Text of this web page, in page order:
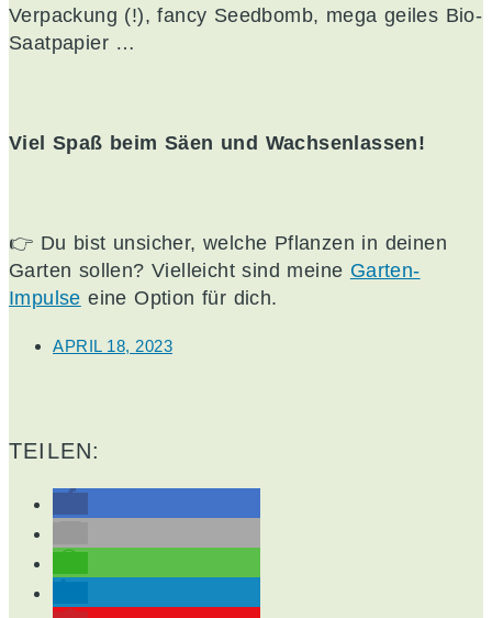
Verpackung (!), fancy Seedbomb, mega geiles Bio-
Saatpapier …
Viel Spaß beim Säen und Wachsenlassen!
👉 Du bist unsicher, welche Pflanzen in deinen
Garten sollen? Vielleicht sind meine Garten-
Impulse eine Option für dich.
APRIL 18, 2023
TEILEN: